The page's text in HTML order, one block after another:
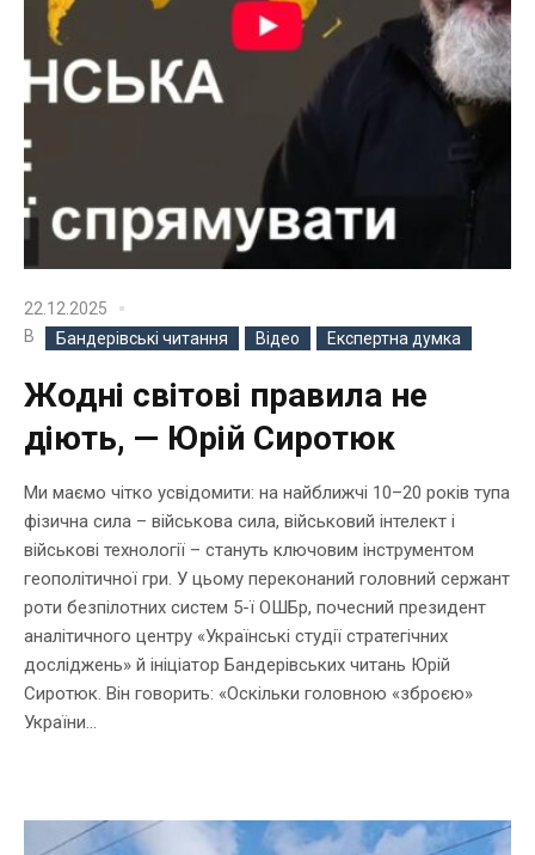
22.12.2025
В
Бандерівські читання Відео Експертна думка
Жодні світові правила не
діють, — Юрій Сиротюк
Ми маємо чітко усвідомити: на найближчі 10–20 років тупа
фізична сила – військова сила, військовий інтелект і
військові технології – стануть ключовим інструментом
геополітичної гри. У цьому переконаний головний сержант
роти безпілотних систем 5-ї ОШБр, почесний президент
аналітичного центру «Українські студії стратегічних
досліджень» й ініціатор Бандерівських читань Юрій
Сиротюк. Він говорить: «Оскільки головною «зброєю»
України...